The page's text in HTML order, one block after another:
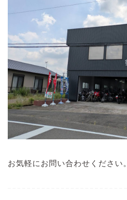
お気軽にお問い合わせください。